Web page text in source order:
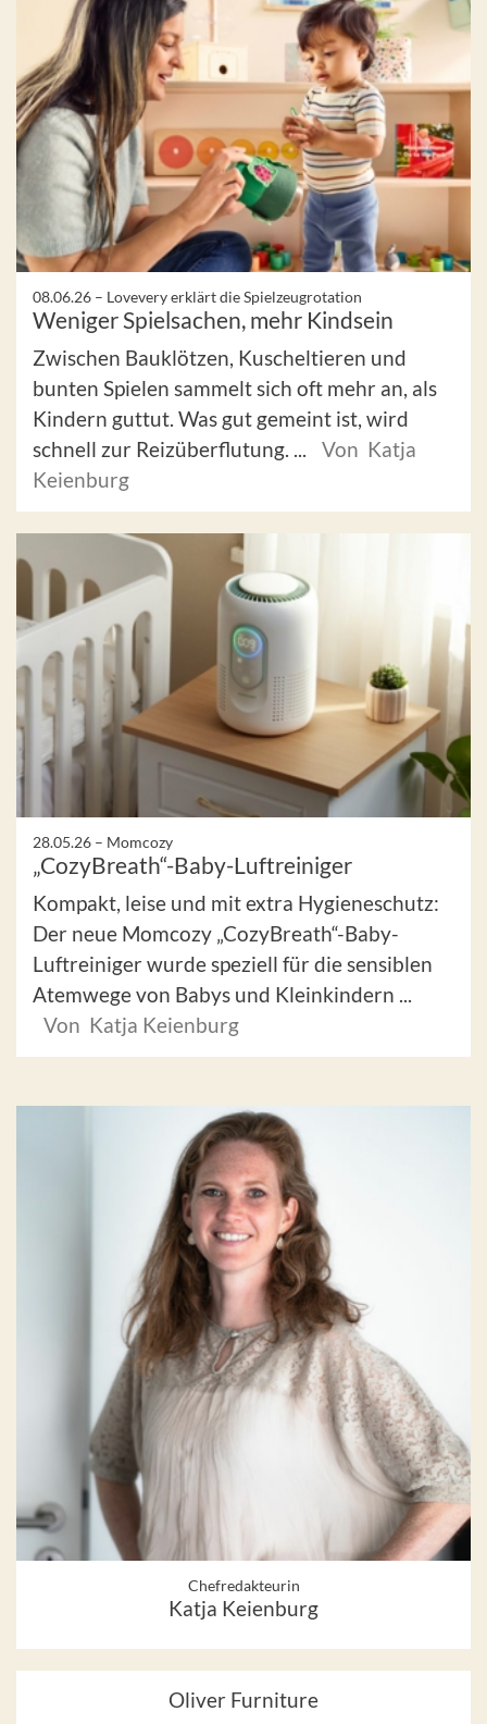
08.06.26 – Lovevery erklärt die Spielzeugrotation
Weniger Spielsachen, mehr Kindsein
Zwischen Bauklötzen, Kuscheltieren und
bunten Spielen sammelt sich oft mehr an, als
Kindern guttut. Was gut gemeint ist, wird
schnell zur Reizüberflutung. ...
Von Katja
Keienburg
28.05.26 – Momcozy
„CozyBreath“-Baby-Luftreiniger
Kompakt, leise und mit extra Hygieneschutz:
Der neue Momcozy „CozyBreath“-Baby-
Luftreiniger wurde speziell für die sensiblen
Atemwege von Babys und Kleinkindern ...
Von Katja Keienburg
Chefredakteurin
Katja Keienburg
Oliver Furniture